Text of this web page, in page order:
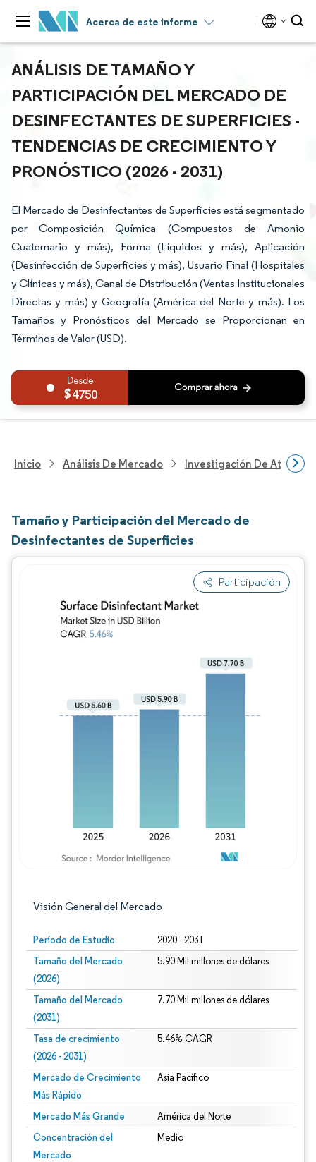
Acerca de este informe
ANÁLISIS DE TAMAÑO Y
PARTICIPACIÓN DEL MERCADO DE
DESINFECTANTES DE SUPERFICIES -
TENDENCIAS DE CRECIMIENTO Y
PRONÓSTICO (2026 - 2031)
El Mercado de Desinfectantes de Superficies está segmentado
por Composición Química (Compuestos de Amonio
Cuaternario y más), Forma (Líquidos y más), Aplicación
(Desinfección de Superficies y más), Usuario Final (Hospitales
y Clínicas y más), Canal de Distribución (Ventas Institucionales
Directas y más) y Geografía (América del Norte y más). Los
Tamaños y Pronósticos del Mercado se Proporcionan en
Términos de Valor (USD).
4750
Inicio Análisis De Mercado Investigación De
Tamaño y Participación del Mercado de
Desinfectantes de Superficies
Participación
Visión General del Mercado
Período de Estudio 2020 - 2031
Tamaño del Mercado
(2026)
5.90 Mil millones de dólares
Tamaño del Mercado
(2031)
7.70 Mil millones de dólares
Tasa de crecimiento
(2026 - 2031)
5.46% CAGR
Mercado de Crecimiento
Más Rápido
Asia Pacífico
Mercado Más Grande América del Norte
Concentración del
Mercado
Medio